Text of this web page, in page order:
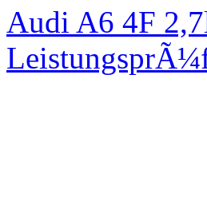
Audi A6 4F